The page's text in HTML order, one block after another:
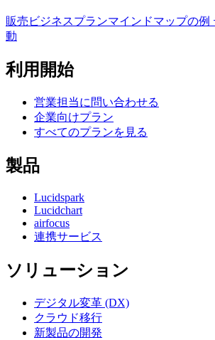
販売ビジネスプランマインドマップの例
動
利用開始
営業担当に問い合わせる
企業向けプラン
すべてのプランを見る
製品
Lucidspark
Lucidchart
airfocus
連携サービス
ソリューション
デジタル変革 (DX)
クラウド移行
新製品の開発